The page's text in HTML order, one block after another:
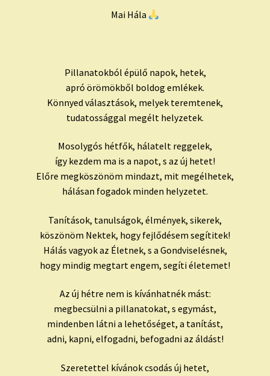
Mai Hála
Pillanatokból épülő napok, hetek,
apró örömökből boldog emlékek.
Könnyed választások, melyek teremtenek,
tudatossággal megélt helyzetek.
Mosolygós hétfők, hálatelt reggelek,
így kezdem ma is a napot, s az új hetet!
Előre megköszönöm mindazt, mit megélhetek,
hálásan fogadok minden helyzetet.
Tanítások, tanulságok, élmények, sikerek,
köszönöm Nektek, hogy fejlődésem segítitek!
Hálás vagyok az Életnek, s a Gondviselésnek,
hogy mindig megtart engem, segíti életemet!
Az új hétre nem is kívánhatnék mást:
megbecsülni a pillanatokat, s egymást,
mindenben látni a lehetőséget, a tanítást,
adni, kapni, elfogadni, befogadni az áldást!
Szeretettel kívánok csodás új hetet,